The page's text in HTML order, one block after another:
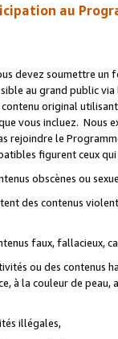
au
devez soumettre
au grand public
original
vous incluez. Nous
le
figurent ceux
obscènes ou
des contenus
faux, fallacieux,
ou des contenus
à la couleur de
illégales,